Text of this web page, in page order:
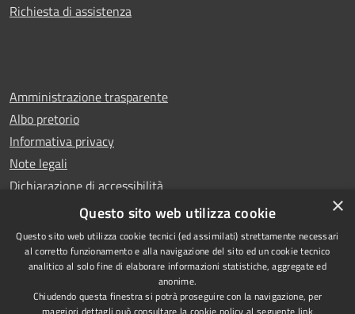
Richiesta di assistenza
Amministrazione trasparente
Albo pretorio
Informativa privacy
Note legali
Dichiarazione di accessibilità
Whistleblowing
Accessibilità
di Ciampino
×
Questo sito web utilizza cookie
Questo sito web utilizza cookie tecnici (ed assimilati) strettamente necessari
al corretto funzionamento e alla navigazione del sito ed un cookie tecnico
analitico al solo fine di elaborare informazioni statistiche, aggregate ed
anonime.
Chiudendo questa finestra si potrà proseguire con la navigazione, per